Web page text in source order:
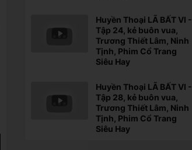
Huyền Thoại LÃ BẤT VI -
Tập 24, kẻ buôn vua,
Trương Thiết Lâm, Ninh
Tịnh, Phim Cổ Trang
Siêu Hay
Huyền Thoại LÃ BẤT VI -
Tập 28, kẻ buôn vua,
Trương Thiết Lâm, Ninh
Tịnh, Phim Cổ Trang
Siêu Hay